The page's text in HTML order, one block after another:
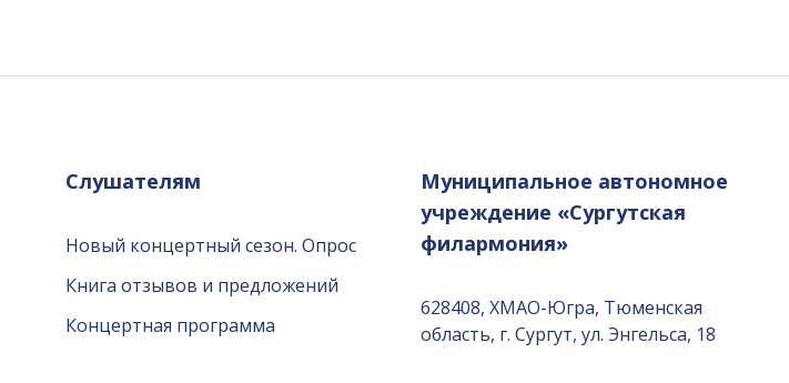
Слушателям
Новый концертный сезон. Опрос
Книга отзывов и предложений
Концертная программа
Муниципальное автономное
учреждение «Сургутская
филармония»
628408, ХМАО-Югра, Тюменская
область, г. Сургут, ул. Энгельса, 18